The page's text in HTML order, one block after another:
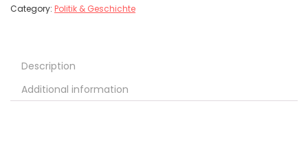
Category: Politik & Geschichte
Description
Additional information